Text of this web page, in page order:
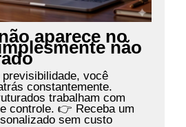
aparece no
não
previsibilidade, você
constantemente.
trabalham com
controle. 👉 Receba um
sem custo